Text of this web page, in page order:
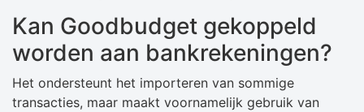
Kan Goodbudget gekoppeld
worden aan bankrekeningen?
Het ondersteunt het importeren van sommige
transacties, maar maakt voornamelijk gebruik van